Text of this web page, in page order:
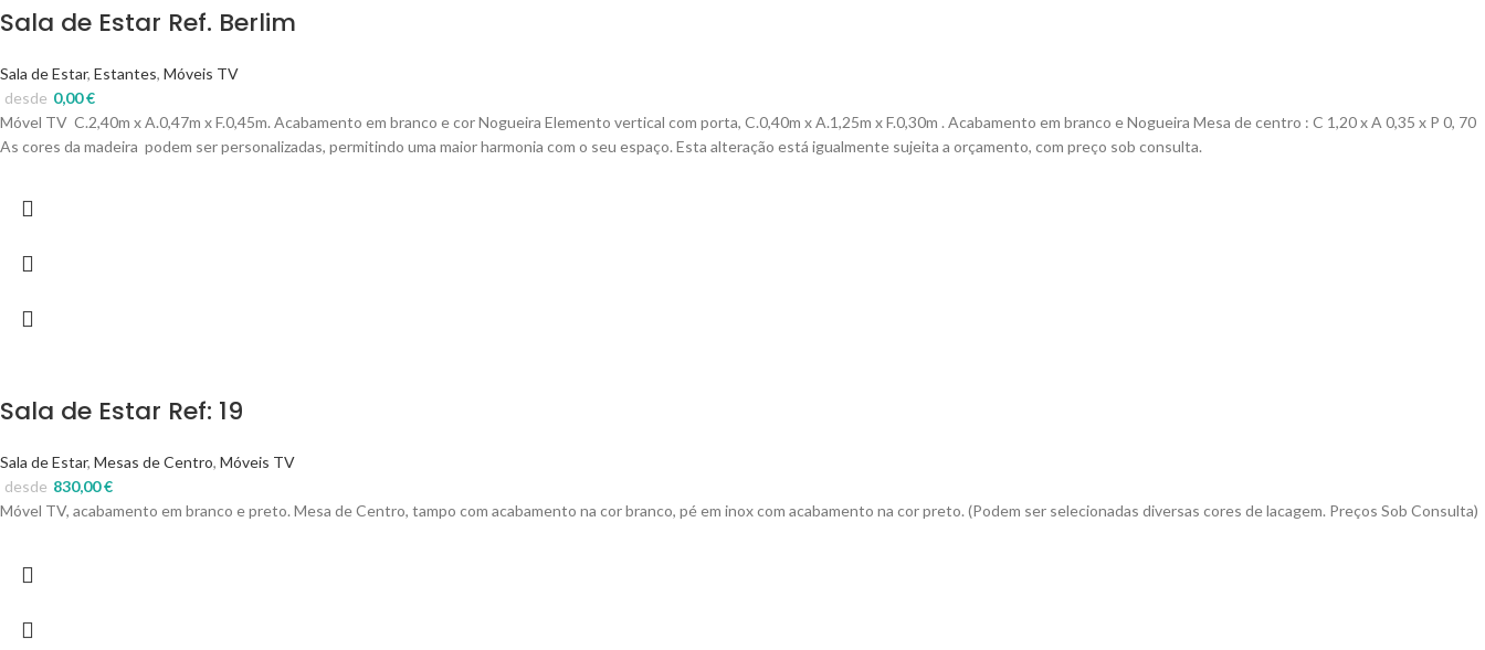
Sala de Estar Ref. Berlim
Sala de Estar, Estantes, Móveis TV
0,00€
desde
Móvel TV C.2,40m x A.0,47m x F.0,45m. Acabamento em branco e cor Nogueira Elemento vertical com porta, C.0,40m x A.1,25m x F.0,30m . Acabamento em branco e Nogueira Mesa de centro : C 1,20 x A 0,35 x P 0, 70
As cores da madeira podem ser personalizadas, permitindo uma maior harmonia com o seu espaço. Esta alteração está igualmente sujeita a orçamento, com preço sob consulta.
Sala de Estar Ref: 19
Sala de Estar, Mesas de Centro, Móveis TV
830,00€
desde
Móvel TV, acabamento em branco e preto. Mesa de Centro, tampo com acabamento na cor branco, pé em inox com acabamento na cor preto. (Podem ser selecionadas diversas cores de lacagem. Preços Sob Consulta)